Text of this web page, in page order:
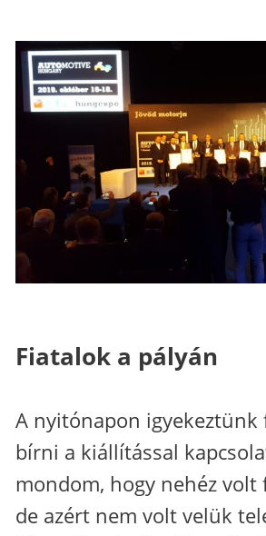
Fiatalok a pályán
A nyitónapon igyekeztünk
bírni a kiállítással
mondom, hogy nehéz
de azért nem volt velük